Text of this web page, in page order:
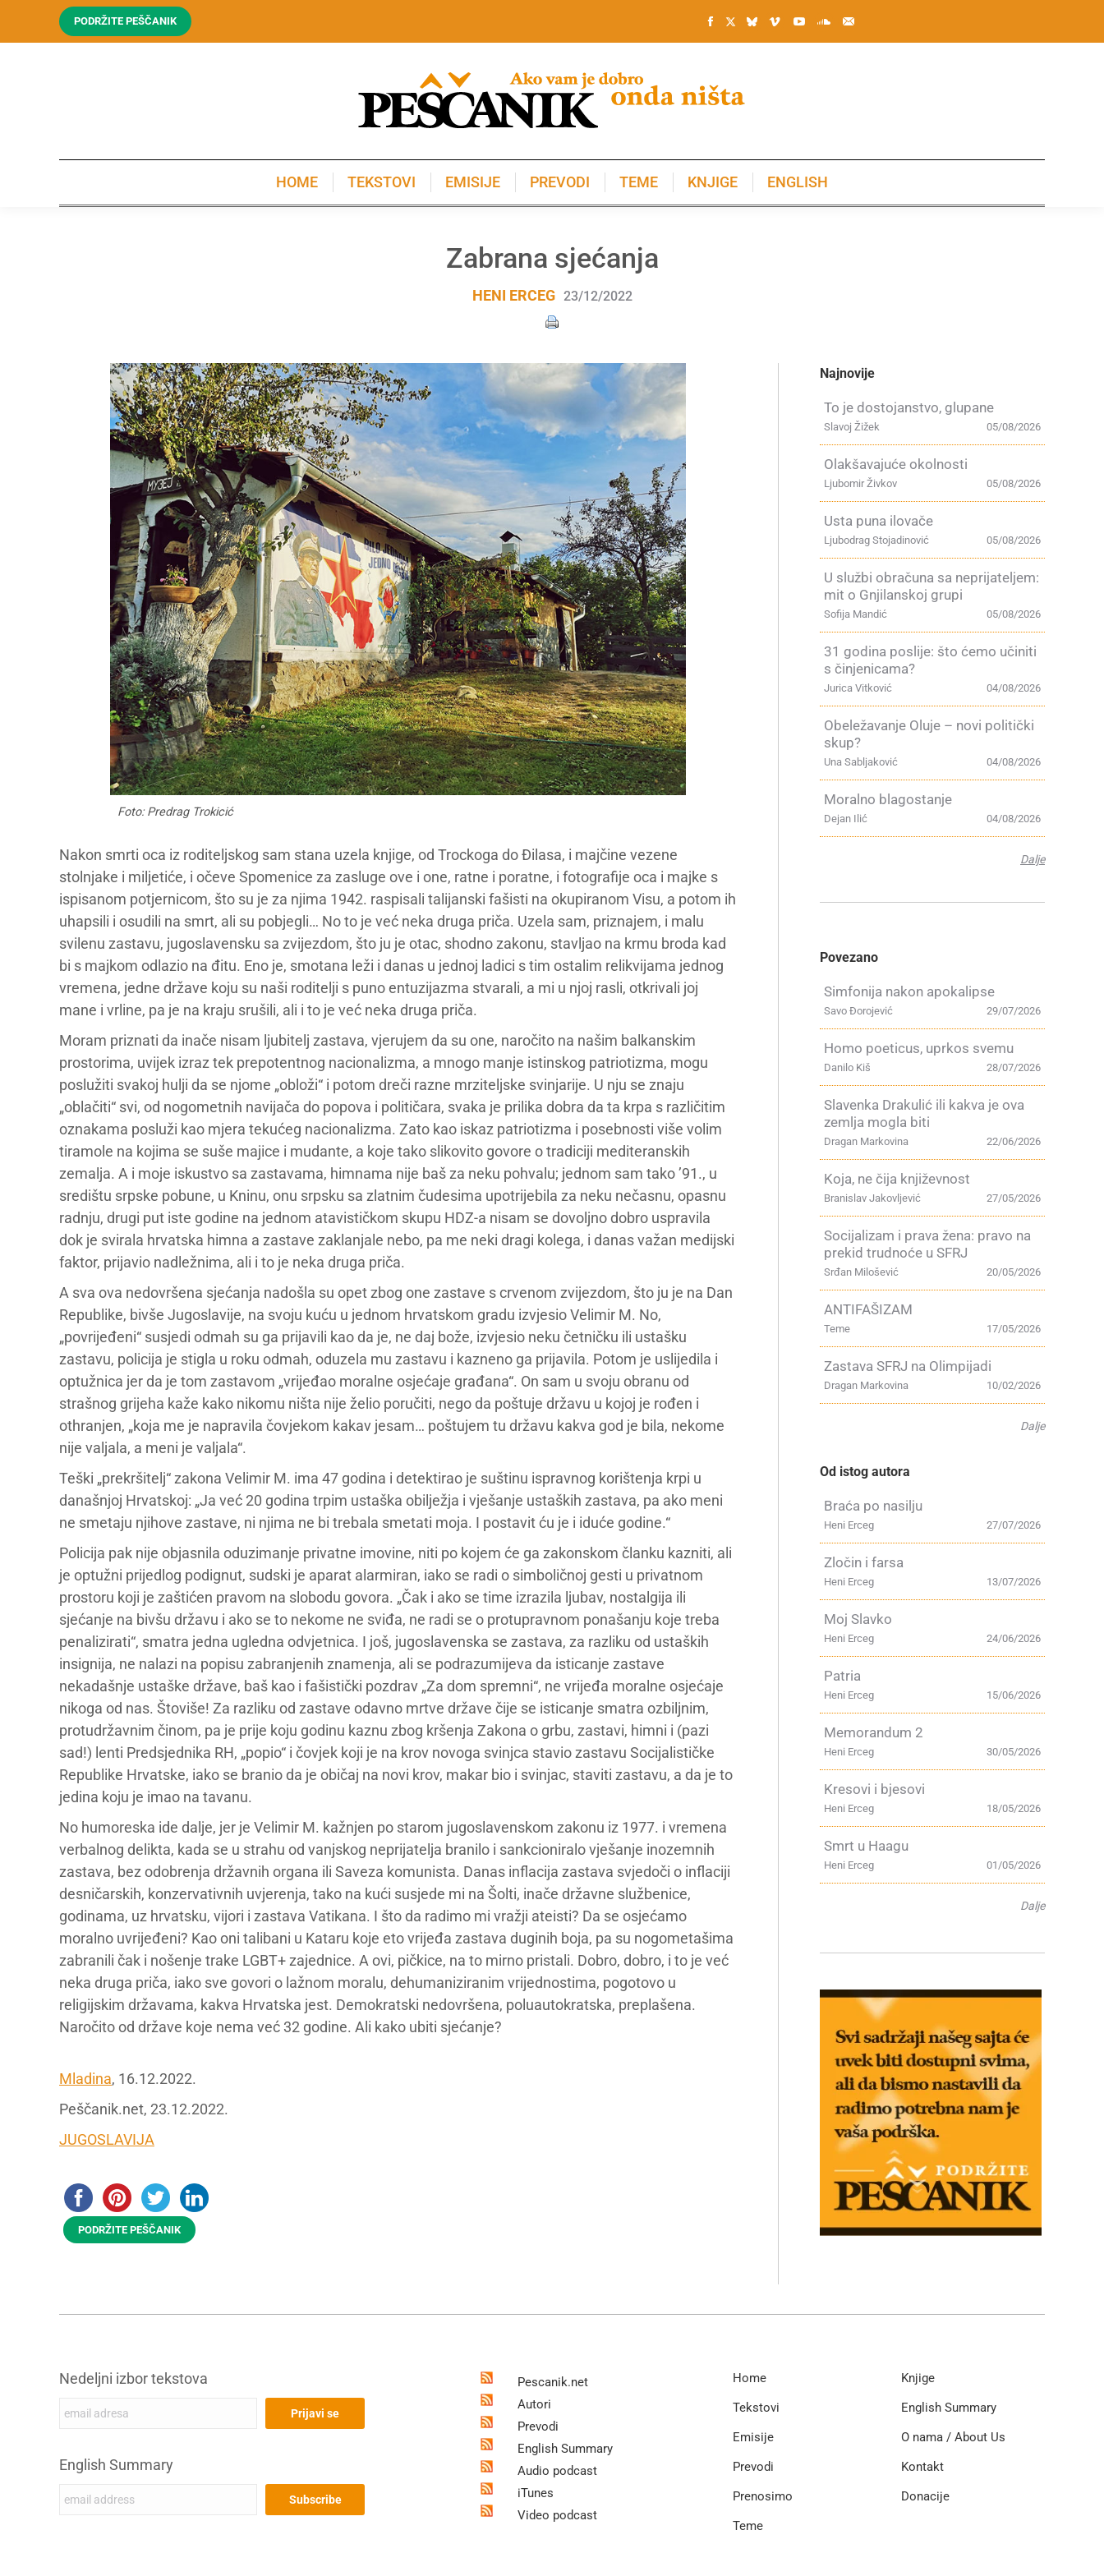
PODRŽITE PEŠČANIK
HOME TEKSTOVI EMISIJE PREVODI TEME KNJIGE ENGLISH
Zabrana sjećanja
HENI ERCEG 23/12/2022
Foto: Predrag Trokicić
Nakon smrti oca iz roditeljskog sam stana uzela knjige, od Trockoga do Đilasa, i majčine vezene
stolnjake i miljetiće, i očeve Spomenice za zasluge ove i one, ratne i poratne, i fotografije oca i majke s
ispisanom potjernicom, što su je za njima 1942. raspisali talijanski fašisti na okupiranom Visu, a potom ih
uhapsili i osudili na smrt, ali su pobjegli… No to je već neka druga priča. Uzela sam, priznajem, i malu
svilenu zastavu, jugoslavensku sa zvijezdom, što ju je otac, shodno zakonu, stavljao na krmu broda kad
bi s majkom odlazio na đitu. Eno je, smotana leži i danas u jednoj ladici s tim ostalim relikvijama jednog
vremena, jedne države koju su naši roditelji s puno entuzijazma stvarali, a mi u njoj rasli, otkrivali joj
mane i vrline, pa je na kraju srušili, ali i to je već neka druga priča.
Moram priznati da inače nisam ljubitelj zastava, vjerujem da su one, naročito na našim balkanskim
prostorima, uvijek izraz tek prepotentnog nacionalizma, a mnogo manje istinskog patriotizma, mogu
poslužiti svakoj hulji da se njome „obloži“ i potom dreči razne mrziteljske svinjarije. U nju se znaju
„oblačiti“ svi, od nogometnih navijača do popova i političara, svaka je prilika dobra da ta krpa s različitim
oznakama posluži kao mjera tekućeg nacionalizma. Zato kao iskaz patriotizma i posebnosti više volim
tiramole na kojima se suše majice i mudante, a koje tako slikovito govore o tradiciji mediteranskih
zemalja. A i moje iskustvo sa zastavama, himnama nije baš za neku pohvalu; jednom sam tako ’91., u
središtu srpske pobune, u Kninu, onu srpsku sa zlatnim čudesima upotrijebila za neku nečasnu, opasnu
radnju, drugi put iste godine na jednom atavističkom skupu HDZ-a nisam se dovoljno dobro uspravila
dok je svirala hrvatska himna a zastave zaklanjale nebo, pa me neki dragi kolega, i danas važan medijski
faktor, prijavio nadležnima, ali i to je neka druga priča.
A sva ova nedovršena sjećanja nadošla su opet zbog one zastave s crvenom zvijezdom, što ju je na Dan
Republike, bivše Jugoslavije, na svoju kuću u jednom hrvatskom gradu izvjesio Velimir M. No,
„povrijeđeni“ susjedi odmah su ga prijavili kao da je, ne daj bože, izvjesio neku četničku ili ustašku
zastavu, policija je stigla u roku odmah, oduzela mu zastavu i kazneno ga prijavila. Potom je uslijedila i
optužnica jer da je tom zastavom „vrijeđao moralne osjećaje građana“. On sam u svoju obranu od
strašnog grijeha kaže kako nikomu ništa nije želio poručiti, nego da poštuje državu u kojoj je rođen i
othranjen, „koja me je napravila čovjekom kakav jesam… poštujem tu državu kakva god je bila, nekome
nije valjala, a meni je valjala“.
Teški „prekršitelj“ zakona Velimir M. ima 47 godina i detektirao je suštinu ispravnog korištenja krpi u
današnjoj Hrvatskoj: „Ja već 20 godina trpim ustaška obilježja i vješanje ustaških zastava, pa ako meni
ne smetaju njihove zastave, ni njima ne bi trebala smetati moja. I postavit ću je i iduće godine.“
Policija pak nije objasnila oduzimanje privatne imovine, niti po kojem će ga zakonskom članku kazniti, ali
je optužni prijedlog podignut, sudski je aparat alarmiran, iako se radi o simboličnoj gesti u privatnom
prostoru koji je zaštićen pravom na slobodu govora. „Čak i ako se time izrazila ljubav, nostalgija ili
sjećanje na bivšu državu i ako se to nekome ne sviđa, ne radi se o protupravnom ponašanju koje treba
penalizirati“, smatra jedna ugledna odvjetnica. I još, jugoslavenska se zastava, za razliku od ustaških
insignija, ne nalazi na popisu zabranjenih znamenja, ali se podrazumijeva da isticanje zastave
nekadašnje ustaške države, baš kao i fašistički pozdrav „Za dom spremni“, ne vrijeđa moralne osjećaje
nikoga od nas. Štoviše! Za razliku od zastave odavno mrtve države čije se isticanje smatra ozbiljnim,
protudržavnim činom, pa je prije koju godinu kaznu zbog kršenja Zakona o grbu, zastavi, himni i (pazi
sad!) lenti Predsjednika RH, „popio“ i čovjek koji je na krov novoga svinjca stavio zastavu Socijalističke
Republike Hrvatske, iako se branio da je običaj na novi krov, makar bio i svinjac, staviti zastavu, a da je to
jedina koju je imao na tavanu.
No humoreska ide dalje, jer je Velimir M. kažnjen po starom jugoslavenskom zakonu iz 1977. i vremena
verbalnog delikta, kada se u strahu od vanjskog neprijatelja branilo i sankcioniralo vješanje inozemnih
zastava, bez odobrenja državnih organa ili Saveza komunista. Danas inflacija zastava svjedoči o inflaciji
desničarskih, konzervativnih uvjerenja, tako na kući susjede mi na Šolti, inače državne službenice,
godinama, uz hrvatsku, vijori i zastava Vatikana. I što da radimo mi vražji ateisti? Da se osjećamo
moralno uvrijeđeni? Kao oni talibani u Kataru koje eto vrijeđa zastava duginih boja, pa su nogometašima
zabranili čak i nošenje trake LGBT+ zajednice. A ovi, pičkice, na to mirno pristali. Dobro, dobro, i to je već
neka druga priča, iako sve govori o lažnom moralu, dehumaniziranim vrijednostima, pogotovo u
religijskim državama, kakva Hrvatska jest. Demokratski nedovršena, poluautokratska, preplašena.
Naročito od države koje nema već 32 godine. Ali kako ubiti sjećanje?
Mladina, 16.12.2022.
Peščanik.net, 23.12.2022.
JUGOSLAVIJA
PODRŽITE PEŠČANIK
Najnovije
To je dostojanstvo, glupane
05/08/2026
Slavoj Žižek
Olakšavajuće okolnosti
05/08/2026
Ljubomir Živkov
Usta puna ilovače
05/08/2026
Ljubodrag Stojadinović
U službi obračuna sa neprijateljem:
mit o Gnjilanskoj grupi
05/08/2026
Sofija Mandić
31 godina poslije: što ćemo učiniti
s činjenicama?
04/08/2026
Jurica Vitković
Obeležavanje Oluje – novi politički
skup?
04/08/2026
Una Sabljaković
Moralno blagostanje
04/08/2026
Dejan Ilić
Dalje
Povezano
Simfonija nakon apokalipse
29/07/2026
Savo Đorojević
Homo poeticus, uprkos svemu
28/07/2026
Danilo Kiš
Slavenka Drakulić ili kakva je ova
zemlja mogla biti
22/06/2026
Dragan Markovina
Koja, ne čija književnost
27/05/2026
Branislav Jakovljević
Socijalizam i prava žena: pravo na
prekid trudnoće u SFRJ
20/05/2026
Srđan Milošević
ANTIFAŠIZAM
17/05/2026
Teme
Zastava SFRJ na Olimpijadi
10/02/2026
Dragan Markovina
Dalje
Od istog autora
Braća po nasilju
27/07/2026
Heni Erceg
Zločin i farsa
13/07/2026
Heni Erceg
Moj Slavko
24/06/2026
Heni Erceg
Patria
15/06/2026
Heni Erceg
Memorandum 2
30/05/2026
Heni Erceg
Kresovi i bjesovi
18/05/2026
Heni Erceg
Smrt u Haagu
01/05/2026
Heni Erceg
Dalje
Nedeljni izbor tekstova
English Summary
Pescanik.net
Autori
Prevodi
English Summary
Audio podcast
iTunes
Video podcast
Home
Tekstovi
Emisije
Prevodi
Prenosimo
Teme
Knjige
English Summary
O nama / About Us
Kontakt
Donacije
KNJIGE ENGLISH